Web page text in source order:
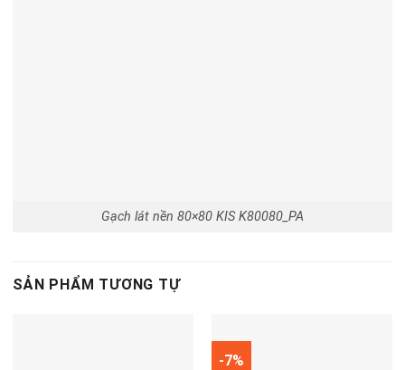
Gạch lát nền 80×80 KIS K80080_PA
SẢN PHẨM TƯƠNG TỰ
-7%